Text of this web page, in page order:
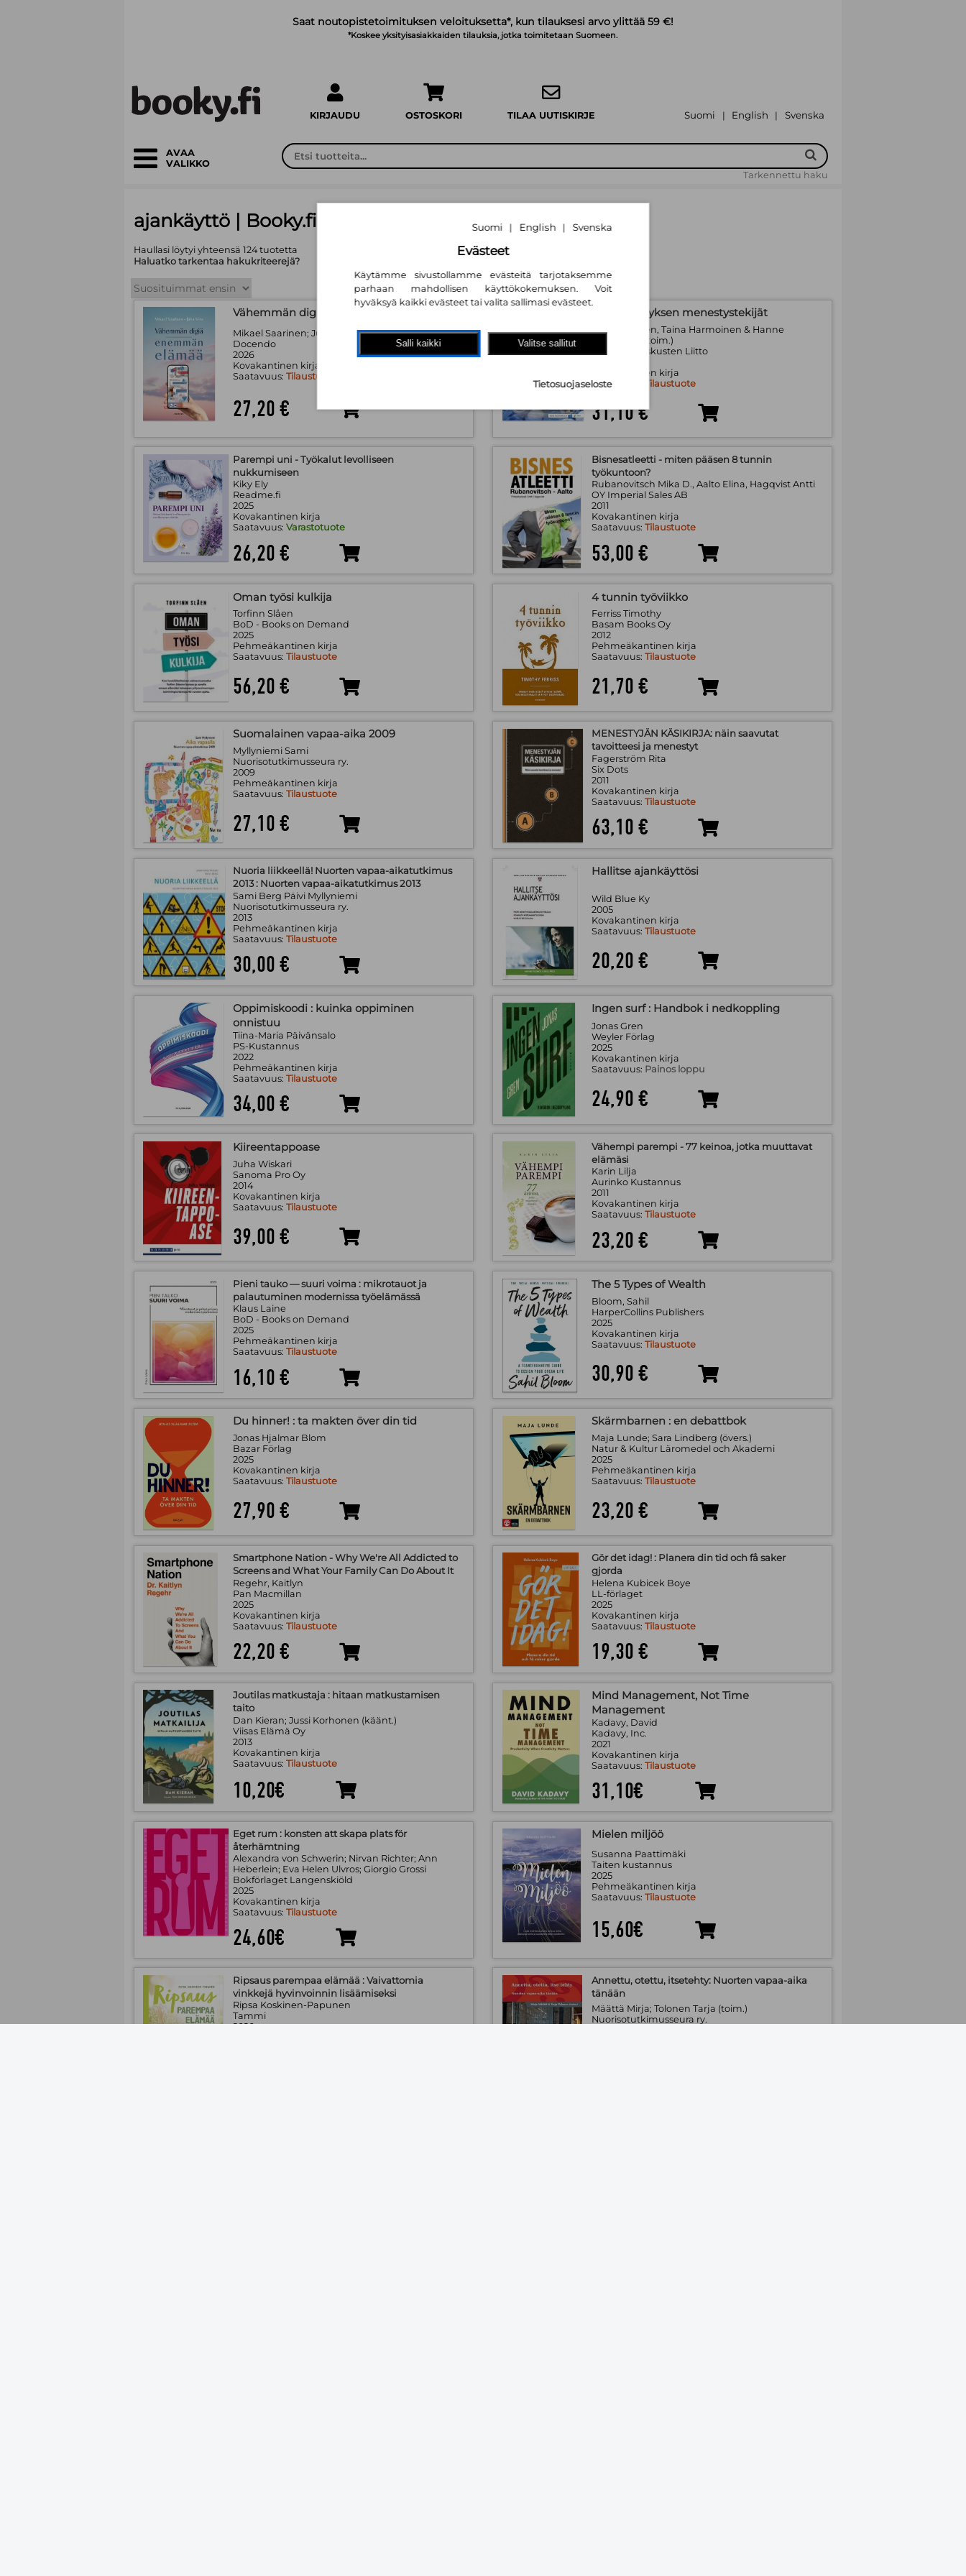
Saat noutopistetoimituksen veloituksetta*, kun tilauksesi arvo ylittää 59 €!
*Koskee yksityisasiakkaiden tilauksia, jotka toimitetaan Suomeen.
KIRJAUDU OSTOSKORI TILAA UUTISKIRJE Suomi | English | Svenska
AVAA
VALIKKO
Tarkennettu haku
ajankäyttö | Booky.fi
Haullasi löytyi yhteensä 124 tuotetta
Haluatko tarkentaa hakukriteerejä?
Vähemmän digiä, enemmän elämää
Mikael Saarinen; Juha Siira
Docendo
2026
Kovakantinen kirja
Saatavuus:Tilaustuote
27,20 €
Maatilayrityksen menestystekijät
Pasi Rikkonen, Taina Harmoinen & Hanne
Teräväinen (toim.)
ProAgria Keskusten Liitto
Kovakantinen kirja
Saatavuus:
Tilaustuote
31,10 €
Parempi uni - Työkalut levolliseen
nukkumiseen
Kiky Ely
Readme.fi
2025
Kovakantinen kirja
Saatavuus:Varastotuote
26,20 €
Bisnesatleetti - miten pääsen 8 tunnin
työkuntoon?
Rubanovitsch Mika D., Aalto Elina, Hagqvist Antti
OY Imperial Sales AB
2011
Kovakantinen kirja
Saatavuus:Tilaustuote
53,00 €
Oman työsi kulkija
Torfinn Slåen
BoD - Books on Demand
2025
Pehmeäkantinen kirja
Saatavuus:Tilaustuote
56,20 €
4 tunnin työviikko
Ferriss Timothy
Basam Books Oy
2012
Pehmeäkantinen kirja
Saatavuus:Tilaustuote
21,70 €
Suomalainen vapaa-aika 2009
Myllyniemi Sami
Nuorisotutkimusseura ry.
2009
Pehmeäkantinen kirja
Saatavuus:Tilaustuote
27,10 €
MENESTYJÄN KÄSIKIRJA: näin saavutat
tavoitteesi ja menestyt
Fagerström Rita
Six Dots
2011
Kovakantinen kirja
Saatavuus:Tilaustuote
63,10 €
Nuoria liikkeellä! Nuorten vapaa-aikatutkimus
2013 : Nuorten vapaa-aikatutkimus 2013
Sami Berg Päivi Myllyniemi
Nuorisotutkimusseura ry.
2013
Pehmeäkantinen kirja
Saatavuus:Tilaustuote
30,00 €
Hallitse ajankäyttösi
Wild Blue Ky
2005
Kovakantinen kirja
Saatavuus:Tilaustuote
20,20 €
Oppimiskoodi : kuinka oppiminen
onnistuu
Tiina-Maria Päivänsalo
PS-Kustannus
2022
Pehmeäkantinen kirja
Saatavuus:Tilaustuote
34,00 €
Ingen surf : Handbok i nedkoppling
Jonas Gren
Weyler Förlag
2025
Kovakantinen kirja
Saatavuus: Painos loppu
24,90 €
Kiireentappoase
Juha Wiskari
Sanoma Pro Oy
2014
Kovakantinen kirja
Saatavuus:Tilaustuote
39,00 €
Vähempi parempi - 77 keinoa, jotka muuttavat
elämäsi
Karin Lilja
Aurinko Kustannus
2011
Kovakantinen kirja
Saatavuus:Tilaustuote
23,20 €
Pieni tauko — suuri voima : mikrotauot ja
palautuminen modernissa työelämässä
Klaus Laine
BoD - Books on Demand
2025
Pehmeäkantinen kirja
Saatavuus:Tilaustuote
16,10 €
The 5 Types of Wealth
Bloom, Sahil
HarperCollins Publishers
2025
Kovakantinen kirja
Saatavuus:Tilaustuote
30,90 €
Du hinner! : ta makten över din tid
Jonas Hjalmar Blom
Bazar Förlag
2025
Kovakantinen kirja
Saatavuus:Tilaustuote
27,90 €
Skärmbarnen : en debattbok
Maja Lunde; Sara Lindberg (övers.)
Natur & Kultur Läromedel och Akademi
2025
Pehmeäkantinen kirja
Saatavuus:Tilaustuote
23,20 €
Smartphone Nation - Why We're All Addicted to
Screens and What Your Family Can Do About It
Regehr, Kaitlyn
Pan Macmillan
2025
Kovakantinen kirja
Saatavuus:Tilaustuote
22,20 €
Gör det idag! : Planera din tid och få saker
gjorda
Helena Kubicek Boye
LL-förlaget
2025
Kovakantinen kirja
Saatavuus:Tilaustuote
19,30 €
Joutilas matkustaja : hitaan matkustamisen
taito
Dan Kieran; Jussi Korhonen (käänt.)
Viisas Elämä Oy
2013
Kovakantinen kirja
Saatavuus:Tilaustuote
10,20€
Mind Management, Not Time
Management
Kadavy, David
Kadavy, Inc.
2021
Kovakantinen kirja
Saatavuus:Tilaustuote
31,10€
Eget rum : konsten att skapa plats för
återhämtning
Alexandra von Schwerin; Nirvan Richter; Ann
Heberlein; Eva Helen Ulvros; Giorgio Grossi
Bokförlaget Langenskiöld
2025
Kovakantinen kirja
Saatavuus:Tilaustuote
24,60€
Mielen miljöö
Susanna Paattimäki
Taiten kustannus
2025
Pehmeäkantinen kirja
Saatavuus:Tilaustuote
15,60€
Ripsaus parempaa elämää : Vaivattomia
vinkkejä hyvinvoinnin lisäämiseksi
Ripsa Koskinen-Papunen
Tammi
2020
Annettu, otettu, itsetehty: Nuorten vapaa-aika
tänään
Määttä Mirja; Tolonen Tarja (toim.)
Nuorisotutkimusseura ry.
Suomi | English | Svenska
Evästeet
Käytämme sivustollamme evästeitä tarjotaksemme
parhaan mahdollisen käyttökokemuksen. Voit
hyväksyä kaikki evästeet tai valita sallimasi evästeet.
Salli kaikki Valitse sallitut
Tietosuojaseloste